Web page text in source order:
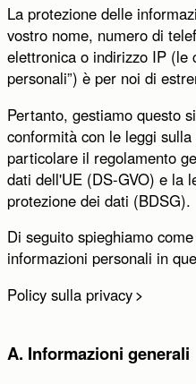
La protezione delle
vostro nome, numero di
elettronica o indirizzo IP (le
personali”) è per noi di
Pertanto, gestiamo questo
conformità con le leggi
particolare il regolamento
dati dell'UE (DS-GVO) e la
protezione dei dati (BDSG).
Di seguito spieghiamo
informazioni personali in
Policy sulla privacy
A. Informazioni generali
Nome:
Cognome:
E-mail:
E-Mail wiederholen:
Telefono: